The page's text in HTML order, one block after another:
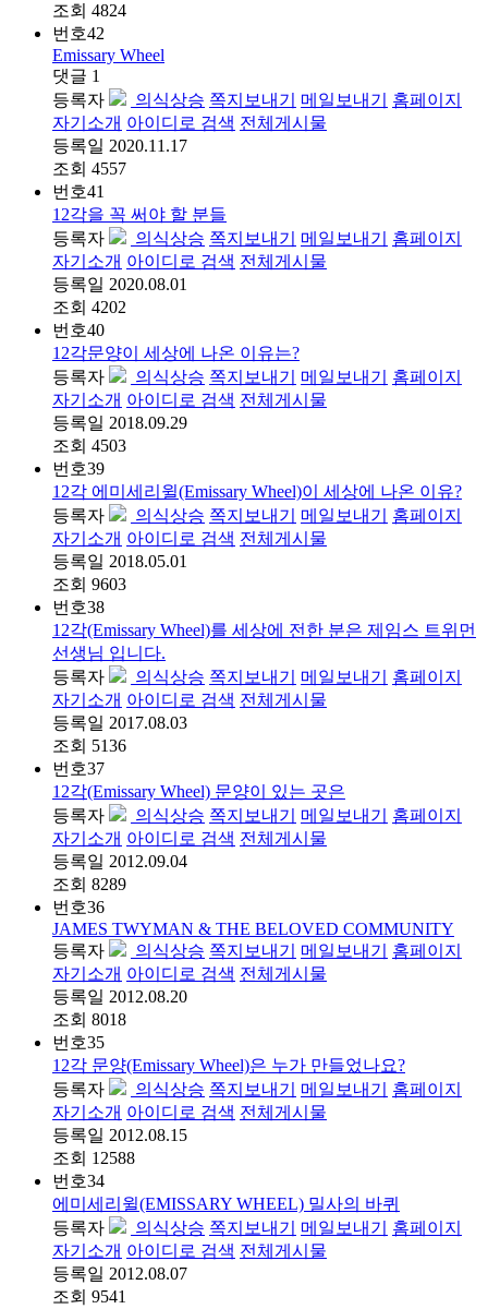
조회 4824
번호42
Emissary Wheel
댓글 1
등록자
의식상승 쪽지보내기 메일보내기
홈페이지
자기소개 아이디로 검색 전체게시물
등록일 2020.11.17
조회 4557
번호41
12각을 꼭 써야 할 분들
등록자
의식상승 쪽지보내기 메일보내기
홈페이지
자기소개 아이디로 검색 전체게시물
등록일 2020.08.01
조회 4202
번호40
12각문양이 세상에 나온 이유는?
등록자
의식상승 쪽지보내기 메일보내기
홈페이지
자기소개 아이디로 검색 전체게시물
등록일 2018.09.29
조회 4503
번호39
12각 에미세리윌(Emissary Wheel)이 세상에 나온 이유?
등록자
의식상승 쪽지보내기 메일보내기
홈페이지
자기소개 아이디로 검색 전체게시물
등록일 2018.05.01
조회 9603
번호38
12각(Emissary Wheel)를 세상에 전한 분은 제임스 트위먼
선생님 입니다.
등록자
의식상승 쪽지보내기 메일보내기
홈페이지
자기소개 아이디로 검색 전체게시물
등록일 2017.08.03
조회 5136
번호37
12각(Emissary Wheel) 문양이 있는 곳은
등록자
의식상승 쪽지보내기 메일보내기
홈페이지
자기소개 아이디로 검색 전체게시물
등록일 2012.09.04
조회 8289
번호36
JAMES TWYMAN & THE BELOVED COMMUNITY
등록자
의식상승 쪽지보내기 메일보내기
홈페이지
자기소개 아이디로 검색 전체게시물
등록일 2012.08.20
조회 8018
번호35
12각 문양(Emissary Wheel)은 누가 만들었나요?
등록자
의식상승 쪽지보내기 메일보내기
홈페이지
자기소개 아이디로 검색 전체게시물
등록일 2012.08.15
조회 12588
번호34
에미세리윌(EMISSARY WHEEL) 밀사의 바퀴
등록자
의식상승 쪽지보내기 메일보내기
홈페이지
자기소개 아이디로 검색 전체게시물
등록일 2012.08.07
조회 9541